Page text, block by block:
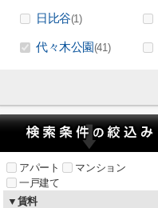
日比谷(1)
代々木公園(41)
アパート
マンション
一戸建て
▼賃料